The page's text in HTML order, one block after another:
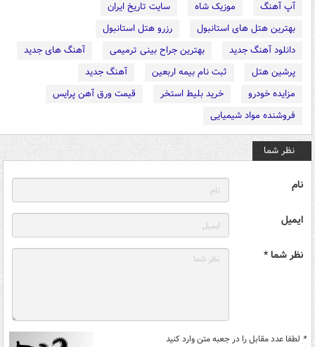
آپ آهنگ موزیک شاه
سایت تاریخ ایران
بهترین هتل های استانبول
رزرو هتل استانبول
دانلود آهنگ جدید
بهترین جراح بینی ترمیمی
آهنگ های جدید
پرشین هتل
ثبت نام بیمه اربعین
آهنگ جدید
مزایده خودرو
خرید بلیط استخر
قیمت ورق آهن پرایس
فروشنده مواد شیمیایی
نظر شما
نام
ایمیل
نظر شما *
* لطفا عدد مقابل را در جعبه متن وارد کنید